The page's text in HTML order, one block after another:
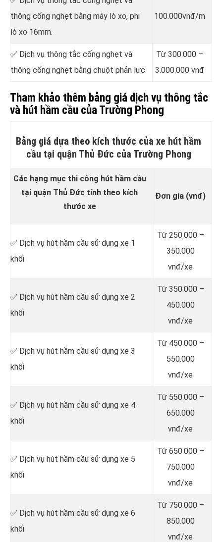
thông cống nghẹt bằng máy lò xo, phi
lò xo 16mm.
100.000vnđ/m
✅ Dịch vụ thông tắc cống nghẹt và
thông cống nghẹt bằng chuột phản lực.
Từ 300.000 –
3.000.000 vnđ
Tham khảo thêm bảng giá dịch vụ thông tắc
và hút hầm cầu của Trường Phong
Bảng giá dựa theo kích thước của xe hút hầm
cầu tại quận Thủ Đức của Trường Phong
Các hạng mục thi công hút hầm cầu
tại quận Thủ Đức tính theo kích
thước xe
Đơn gia (vnđ)
✅ Dịch vụ hút hầm cầu sử dụng xe 1
khối
Từ 250.000 –
350.000
vnđ/xe
✅ Dịch vụ hút hầm cầu sử dụng xe 2
khối
Từ 350.000 –
450.000
vnđ/xe
✅ Dịch vụ hút hầm cầu sử dụng xe 3
khối
Từ 450.000 –
550.000
vnđ/xe
✅ Dịch vụ hút hầm cầu sử dụng xe 4
khối
Từ 550.000 –
650.000
vnđ/xe
✅ Dịch vụ hút hầm cầu sử dụng xe 5
khối
Từ 650.000 –
750.000
vnđ/xe
✅ Dịch vụ hút hầm cầu sử dụng xe 6
khối
Từ 750.000 –
850.000
vnđ/xe